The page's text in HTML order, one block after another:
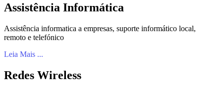
Assistência Informática
Assistência informatica a empresas, suporte informático local,
remoto e telefónico
Leia Mais ...
Redes Wireless